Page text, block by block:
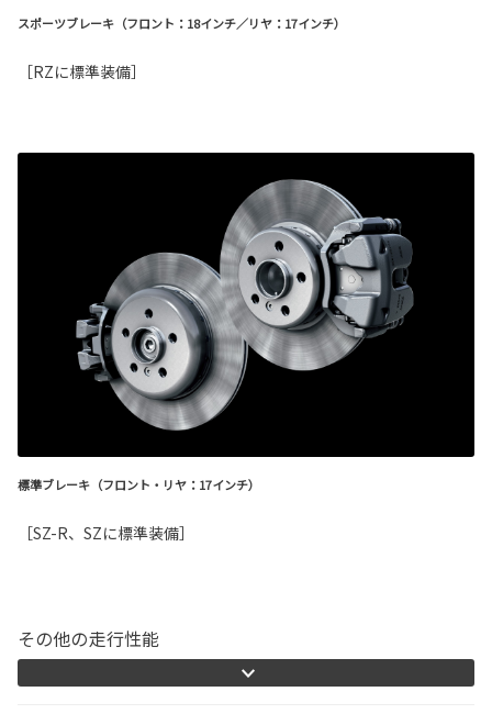
スポーツブレーキ（フロント：18インチ／リヤ：17インチ）
［RZに標準装備］
標準ブレーキ（フロント・リヤ：17インチ）
［SZ-R、SZに標準装備］
その他の走行性能